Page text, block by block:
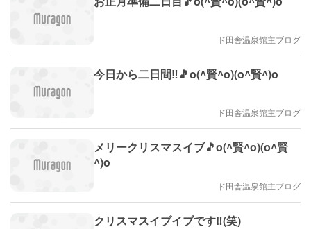
ド田舎温泉館主ブログ
今日から二日間‼️🎵o(^賢^o)(o^賢^)o
ド田舎温泉館主ブログ
メリークリスマスイブ🎵o(^賢^o)(o^賢
^)o
ド田舎温泉館主ブログ
クリスマスイブイブです‼️(笑)